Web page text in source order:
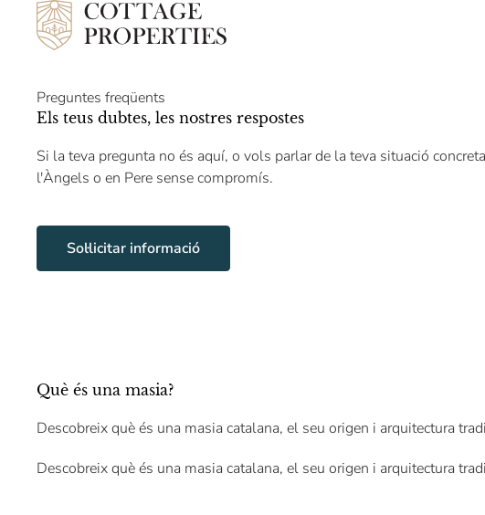
Preguntes freqüents
Els teus dubtes, les nostres respostes
Si la teva pregunta no és aquí, o vols parlar de la teva situació
l'Àngels o en Pere sense compromís.
Sol·licitar informació
Què és una masia?
Descobreix què és una masia catalana, el seu origen i arquitectura
Descobreix què és una masia catalana, el seu origen i arquitectura